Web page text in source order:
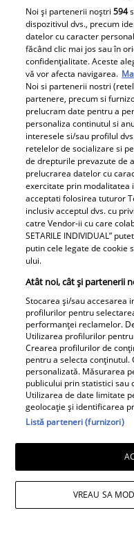
Andreea Marin,
antrenează
51 de ani
Noi și partenerii noștri594
dispozitivul dvs., precum
datelor cu caracter
făcând clic mai jos sau în
confidențialitate. Aceste
vă vor afecta navigarea.
Noi si partenerii nostri
partenere, precum si
prelucram date pentru a
personaliza continutul si
interesele si/sau profilul
retelelor de socializare si
de drepturile prevazute de
prelucrarea datelor cu
exercitate prin modalitatea
acceptati folosirea tuturor
inclusiv acceptul dvs. cu
catre Vendor-ii cu care
SETARILE INDIVIDUAL”
putin cele legate de cookie
ului.
Atât noi, cât și partenerii
Stocarea și/sau accesarea
profilurilor pentru
performanței reclamelor.
Utilizarea profilurilor
Crearea profilurilor de
pentru a selecta
personalizată. Măsurarea
publicului prin statistici sau
Utilizarea de date limitate
geolocație și identificarea
Listă parteneri (furnizori)
VREAU SA